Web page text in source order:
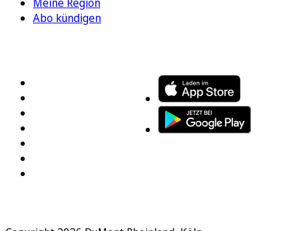
Meine Region
Abo kündigen